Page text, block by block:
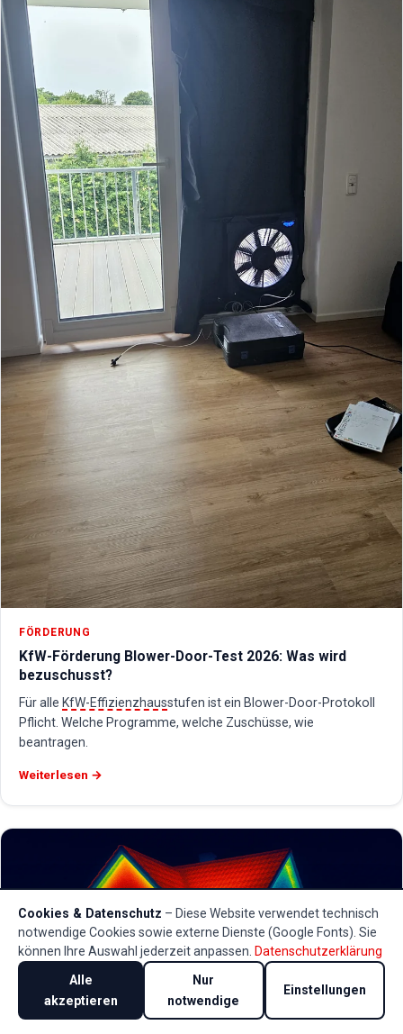
FÖRDERUNG
KfW-Förderung Blower-Door-Test 2026: Was wird
bezuschusst?
Für alle KfW-Effizienzhausstufen ist ein Blower-Door-Protokoll
Pflicht. Welche Programme, welche Zuschüsse, wie
beantragen.
Weiterlesen →
Cookies & Datenschutz – Diese Website verwendet technisch
notwendige Cookies sowie externe Dienste (Google Fonts). Sie
können Ihre Auswahl jederzeit anpassen. Datenschutzerklärung
Alle
akzeptieren
Nur
notwendige
Einstellungen